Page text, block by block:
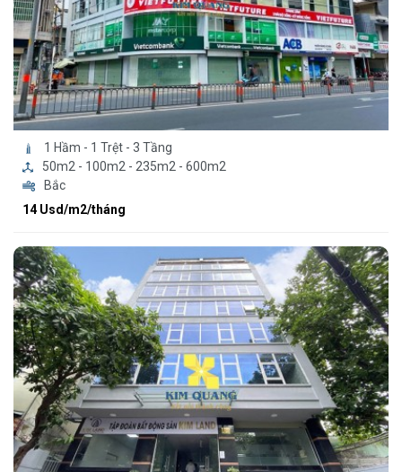
1 Hầm - 1 Trệt - 3 Tầng
50m2 - 100m2 - 235m2 - 600m2
Bắc
14 Usd/m2/tháng